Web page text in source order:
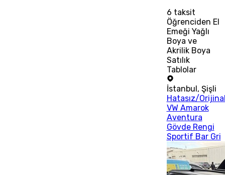
6 taksit
Öğrenciden El
Emeği Yağlı
Boya ve
Akrilik Boya
Satılık
Tablolar
İstanbul, Şişli
Hatasız/
VW Amarok
Aventura
Gövde Rengi
Sportif Bar Gri